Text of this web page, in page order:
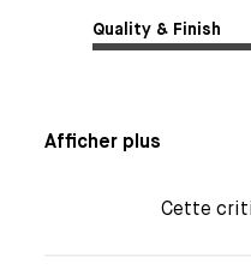
Quality & Finish
Afficher plus
Cette